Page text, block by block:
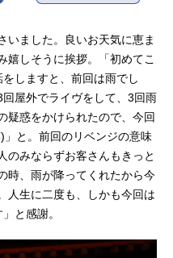
いました。良いお天気に恵ま
嬉しそうに挨拶。「初めてこ
しますと、前回は雨でし
屋外でライヴをして、3回雨
疑惑をかけられたので、今回
と。前回のリベンジの意味
のみならずお客さんもきっと
時、雨が降ってくれたから今
人生に二度も、しかも今回は
と感謝。